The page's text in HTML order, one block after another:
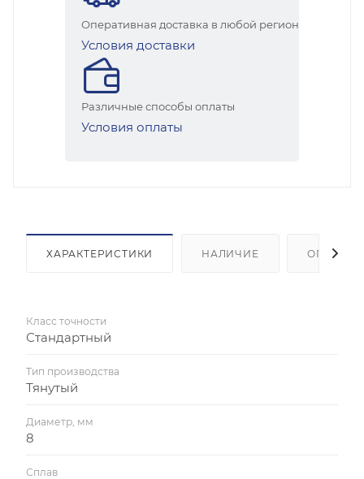
Оперативная доставка в любой регион
Условия доставки
Различные способы оплаты
Условия оплаты
ХАРАКТЕРИСТИКИ НАЛИЧИЕ ОПЛАТА
Класс точности
Стандартный
Тип производства
Тянутый
Диаметр, мм
8
Сплав